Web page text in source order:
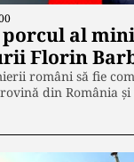
porcul al
Florin
români să fie
din România